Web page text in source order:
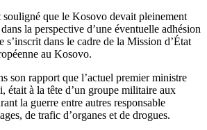
souligné que le Kosovo devait pleinement
la perspective d’une éventuelle adhésion
s’inscrit dans le cadre de la Mission d’État
au Kosovo.
son rapport que l’actuel premier ministre
était à la tête d’un groupe militaire aux
la guerre entre autres responsable
de trafic d’organes et de drogues.